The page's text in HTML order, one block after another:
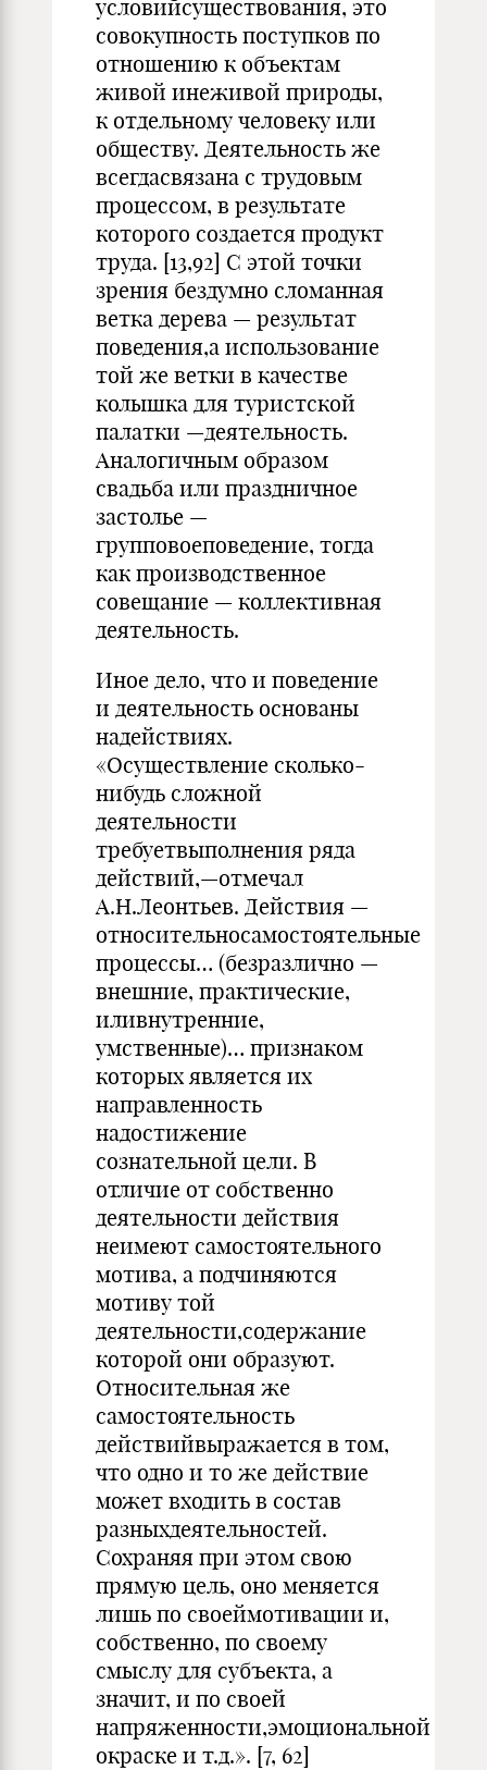
условийсуществования, это
совокупность поступков по
отношению к объектам
живой инеживой природы,
к отдельному человеку или
обществу. Деятельность же
всегдасвязана с трудовым
процессом, в результате
которого создается продукт
труда. [13,92] С этой точки
зрения бездумно сломанная
ветка дерева — результат
поведения,а использование
той же ветки в качестве
колышка для туристской
палатки —деятельность.
Аналогичным образом
свадьба или праздничное
застолье —
групповоеповедение, тогда
как производственное
совещание — коллективная
деятельность.
Иное дело, что и поведение
и деятельность основаны
надействиях.
«Осуществление сколько-
нибудь сложной
деятельности
требуетвыполнения ряда
действий,—отмечал
А.Н.Леонтьев. Действия —
относительносамостоятельные
процессы… (безразлично —
внешние, практические,
иливнутренние,
умственные)… признаком
которых является их
направленность
надостижение
сознательной цели. В
отличие от собственно
деятельности действия
неимеют самостоятельного
мотива, а подчиняются
мотиву той
деятельности,содержание
которой они образуют.
Относительная же
самостоятельность
действийвыражается в том,
что одно и то же действие
может входить в состав
разныхдеятельностей.
Сохраняя при этом свою
прямую цель, оно меняется
лишь по своеймотивации и,
собственно, по своему
смыслу для субъекта, а
значит, и по своей
напряженности,эмоциональной
окраске и т.д.». [7, 62]